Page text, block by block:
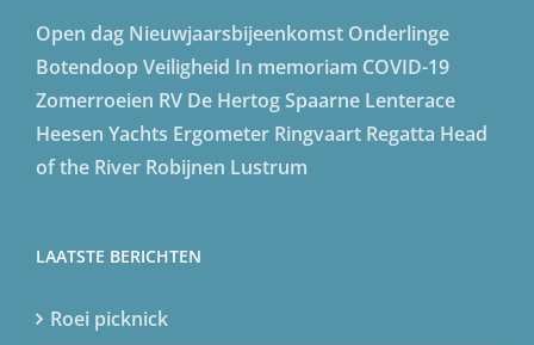
Open dag Nieuwjaarsbijeenkomst Onderlinge
Botendoop Veiligheid In memoriam COVID-19
Zomerroeien RV De HertogSpaarne Lenterace
Heesen Yachts Ergometer Ringvaart Regatta Head
of the River Robijnen Lustrum
LAATSTE BERICHTEN
Roei picknick